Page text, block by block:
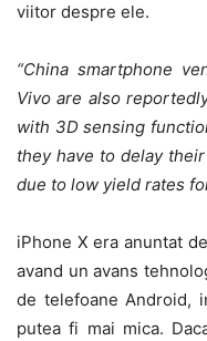
viitor despre ele.
“China smartphone
Vivo are also
with 3D sensing
they have to delay
due to low yield rates
iPhone X era anuntat
avand un avans
de telefoane Android,
putea fi mai mica.